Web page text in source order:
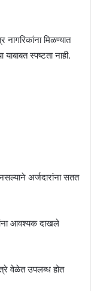
नागरिकांना मिळण्यात
स्पष्टता नाही.
अर्जदारांना सतत
आवश्यक दाखले
वेळेत उपलब्ध होत